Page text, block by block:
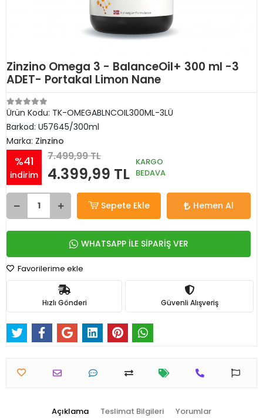
Zinzino Omega 3 - BalanceOil+ 300 ml -3
ADET- Portakal Limon Nane
Ürün Kodu: TK-OMEGABLNCOIL300ML-3LÜ
Barkod: U57645/300ml
Marka: Zinzino
%41
indirim
7.499,99 TL
4.399,99 TL
KARGO
BEDAVA
Sepete Ekle Hemen Al
WHATSAPP İLE SİPARİŞ VER
Favorilerime ekle
Hızlı Gönderi Güvenli Alışveriş
Açıklama Teslimat Bilgileri Yorumlar